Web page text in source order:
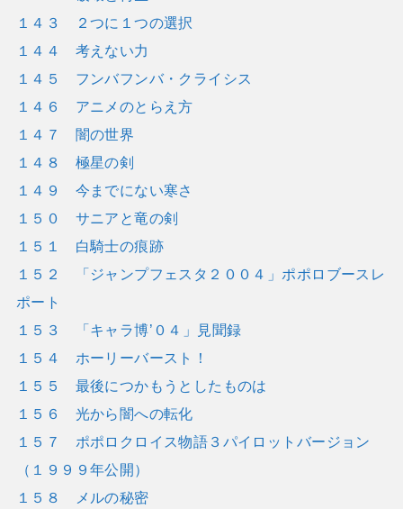
１４３ ２つに１つの選択
１４４ 考えない力
１４５ フンバフンバ・クライシス
１４６ アニメのとらえ方
１４７ 闇の世界
１４８ 極星の剣
１４９ 今までにない寒さ
１５０ サニアと竜の剣
１５１ 白騎士の痕跡
１５２ 「ジャンプフェスタ２００４」ポポロブースレ
ポート
１５３ 「キャラ博’０４」見聞録
１５４ ホーリーバースト！
１５５ 最後につかもうとしたものは
１５６ 光から闇への転化
１５７ ポポロクロイス物語３パイロットバージョン
（１９９９年公開）
１５８ メルの秘密